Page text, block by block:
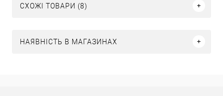
СХОЖІ ТОВАРИ (8)
НАЯВНІСТЬ В МАГАЗИНАХ